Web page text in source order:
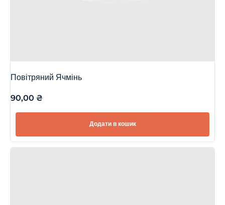
Повітряний Ячмінь
90,00 ₴
Додати в кошик